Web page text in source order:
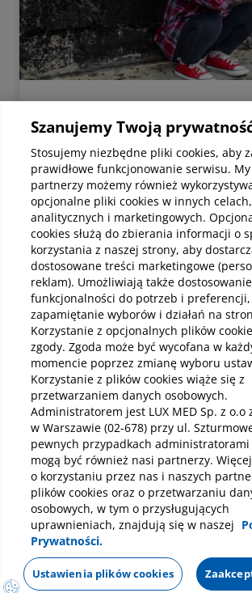
Zadzwoń 22 275 96
Psychologia
Rodzaje masturbacji dziecięcej
Masturbacja dziecięca to zachowania
polegające na stymulowaniu przez
własnego ciała, w tym okolic
celu uzyskania przyjemnych doznań.
ten często budzi niepokój i wiele
rodziców oraz opiekunów, głównie
kojarzy się z seksualnością osób
Warto jednak podkreślić, że w
dzieci zachowania te nie mają
erotycznego, a większość z nich
normie rozwojowej i ma charakter
przejściowy.
Czytaj
O nas
Oferta
Dla Pacjenta
Dokumenty prawne
Szanujemy Twoją
Stosujemy niezbędne pliki cookies, aby
prawidłowe funkcjonowanie serwisu.
partnerzy możemy również
opcjonalne pliki cookies w innych
analitycznych i marketingowych.
cookies służą do zbierania informacji o
korzystania z naszej strony, aby
dostosowane treści marketingowe
reklam). Umożliwiają także
funkcjonalności do potrzeb i
zapamiętanie wyborów i działań na
Korzystanie z opcjonalnych plików
zgody. Zgoda może być wycofana w
momencie poprzez zmianę wyboru
Korzystanie z plików cookies wiąże się z
przetwarzaniem danych osobowych.
Administratorem jest LUX MED Sp. z o.o
w Warszawie (02-678) przy ul.
pewnych przypadkach administratorami
mogą być również nasi partnerzy.
o korzystaniu przez nas i naszych
plików cookies oraz o przetwarzaniu
osobowych, w tym o przysługujących
uprawnieniach, znajdują się w naszej
Prywatności.
Ustawienia plików cookies